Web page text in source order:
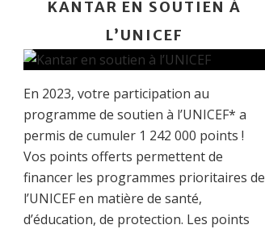
KANTAR EN SOUTIEN À
L’UNICEF
En 2023, votre participation au
programme de soutien à l’UNICEF* a
permis de cumuler 1 242 000 points !
Vos points offerts permettent de
financer les programmes prioritaires de
l’UNICEF en matière de santé,
d’éducation, de protection. Les points